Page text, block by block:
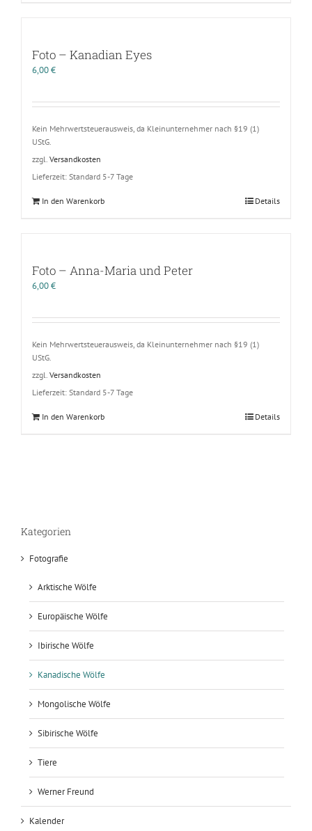
Foto – Kanadian Eyes
6,00€
Kein Mehrwertsteuerausweis, da Kleinunternehmer nach §19 (1)
UStG.
zzgl. Versandkosten
Lieferzeit: Standard 5-7 Tage
In den Warenkorb Details
Foto – Anna-Maria und Peter
6,00€
Kein Mehrwertsteuerausweis, da Kleinunternehmer nach §19 (1)
UStG.
zzgl. Versandkosten
Lieferzeit: Standard 5-7 Tage
In den Warenkorb Details
Kategorien
Fotografie
Arktische Wölfe
Europäische Wölfe
Ibirische Wölfe
Kanadische Wölfe
Mongolische Wölfe
Sibirische Wölfe
Tiere
Werner Freund
Kalender